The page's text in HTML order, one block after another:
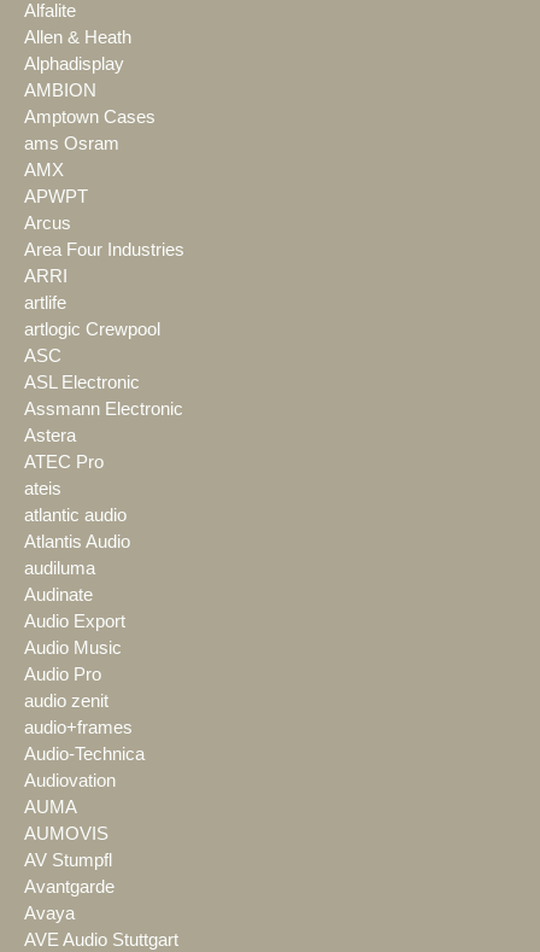
Alfalite
Allen & Heath
Alphadisplay
AMBION
Amptown Cases
ams Osram
AMX
APWPT
Arcus
Area Four Industries
ARRI
artlife
artlogic Crewpool
ASC
ASL Electronic
Assmann Electronic
Astera
ATEC Pro
ateis
atlantic audio
Atlantis Audio
audiluma
Audinate
Audio Export
Audio Music
Audio Pro
audio zenit
audio+frames
Audio-Technica
Audiovation
AUMA
AUMOVIS
AV Stumpfl
Avantgarde
Avaya
AVE Audio Stuttgart